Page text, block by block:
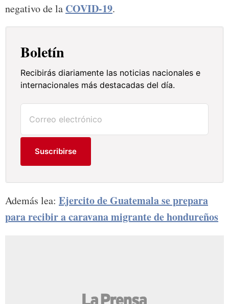
negativo de la COVID-19.
Boletín
Recibirás diariamente las noticias nacionales e
internacionales más destacadas del día.
Suscribirse
Además lea: Ejercito de Guatemala se prepara
para recibir a caravana migrante de hondureños